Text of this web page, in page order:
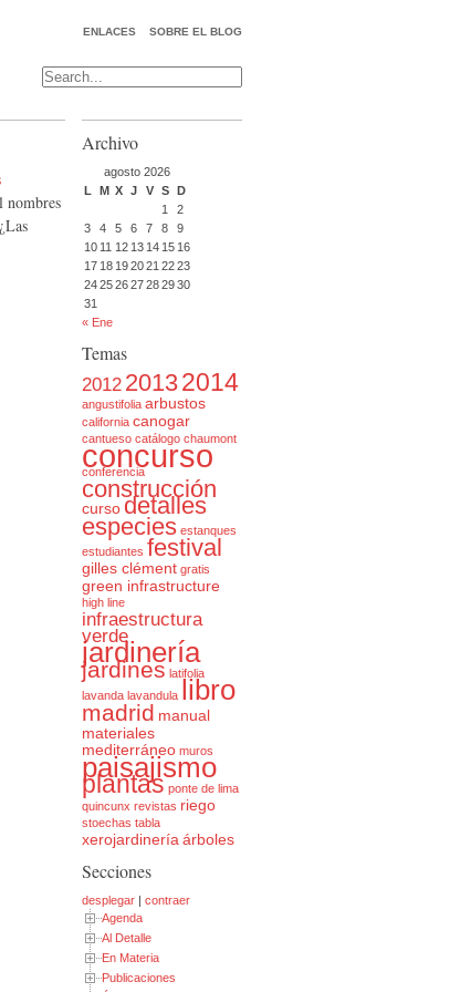
SOBRE EL BLOG
ENLACES
nombres
Archivo
agosto 2026
L
M X J V S D
1
2
3
4 5 6 7 8
9
10 11 12 13 14 15 16
17 18 192021 2223
24252627282930
31
« Ene
Temas
2012 20132014
angustifolia arbustos
california canogar
cantueso catálogo chaumont
concurso
conferencia
construcción
cursodetalles
especies estanques
estudiantes festival
gilles clément gratis
green infrastructure
high line
infraestructura
verde
jardinería
jardines latifolia
lavanda lavandula libro
madrid manual
materiales
mediterráneo muros
paisajismo
plantas ponte de lima
quincunx revistas riego
stoechas tabla
xerojardinería árboles
Secciones
desplegar | contraer
Agenda
Al Detalle
En Materia
Publicaciones